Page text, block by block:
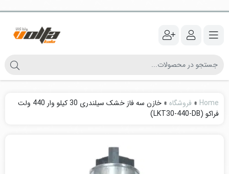
Home
» فروشگاه »
خازن سه فاز خشک سیلندری 30 کیلو وار 440 ولت
فراکو (LKT30-440-DB)